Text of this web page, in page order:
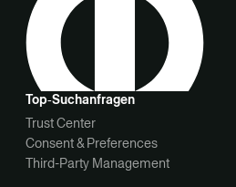
Top‑Suchanfragen
Trust Center
Consent & Preferences
Third-Party Management